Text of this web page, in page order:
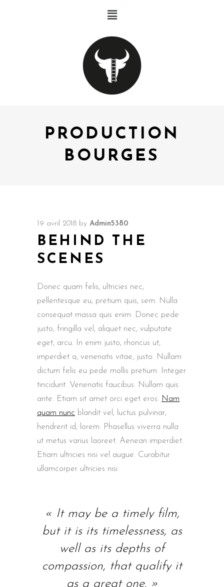
PRODUCTION
BOURGES
19 avril 2018 by Admin5380
BEHIND THE
SCENES
Donec quam felis, ultricies nec,
pellentesque eu, pretium quis, sem. Nulla
consequat massa quis enim. Donec pede
justo, fringilla vel, aliquet nec, vulputate
eget, arcu. In enim justo, rhoncus ut,
imperdiet a, venenatis vitae, justo. Nullam
dictum felis eu pede mollis pretium. Integer
tincidunt. Venenatis faucibus. Nullam quis
ante. Etiam sit amet orci eget eros. Nam
quam nunc blandit vel, luctus pulvinar,
hendrerit id, lorem. Phasellus viverra nulla
ut metus varius laoreet. Aenean imperdiet.
Etiam ultricies nisi vel augue. Curabitur
ullamcorper ultricies nisi.
« It may be a timely film,
but it is its timelessness, as
well as its depths of
compassion, that qualify it
as a great one. »